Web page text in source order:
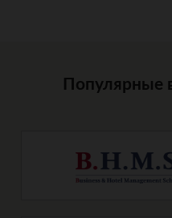
Популярные